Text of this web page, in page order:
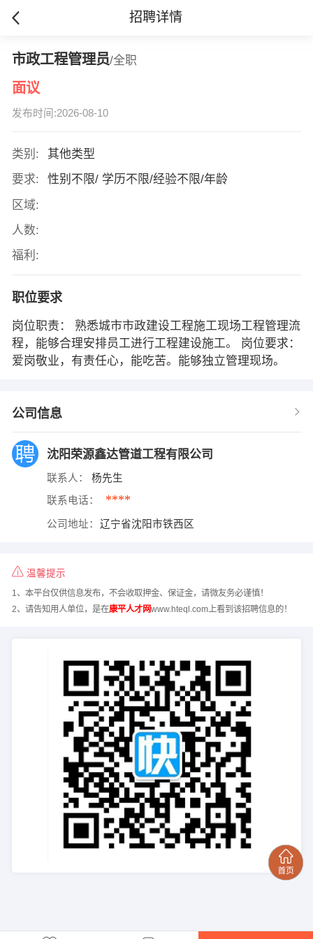
招聘详情
市政工程管理员/全职
面议
发布时间:2026-08-10
类别:
其他类型
要求:
性别不限/ 学历不限/经验不限/年龄
区域:
人数:
福利:
职位要求
岗位职责： 熟悉城市市政建设工程施工现场工程管理流
程，能够合理安排员工进行工程建设施工。 岗位要求：
爱岗敬业，有责任心，能吃苦。能够独立管理现场。
公司信息
沈阳荣源鑫达管道工程有限公司
联系人： 杨先生
联系电话： ****
公司地址： 辽宁省沈阳市铁西区
温馨提示
1、本平台仅供信息发布，不会收取押金、保证金，请微友务必谨慎！
2、请告知用人单位，是在康平人才网www.hteql.com上看到该招聘信息的！